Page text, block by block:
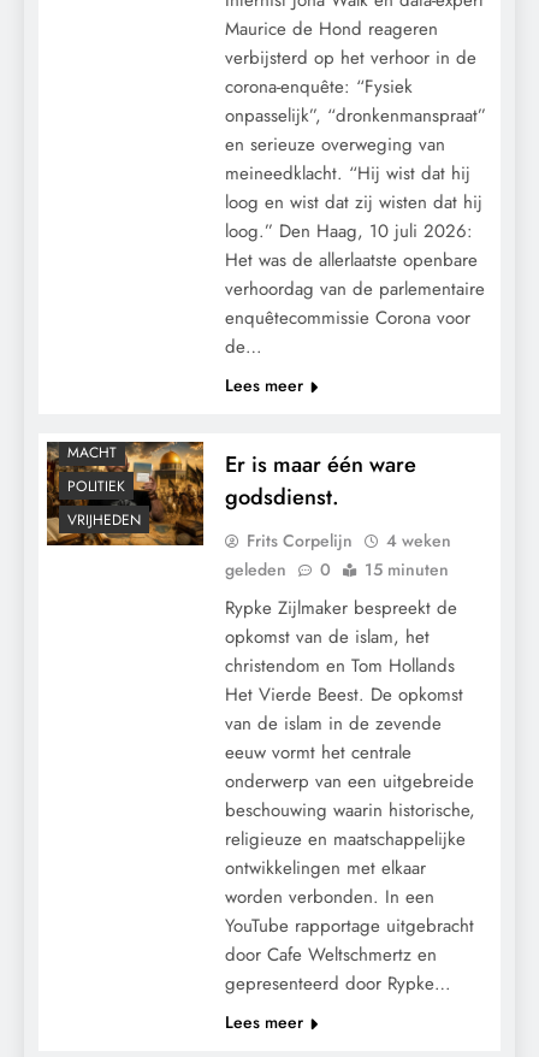
Maurice de Hond reageren
verbijsterd op het verhoor in de
corona-enquête: “Fysiek
onpasselijk”, “dronkenmanspraat”
en serieuze overweging van
meineedklacht. “Hij wist dat hij
loog en wist dat zij wisten dat hij
loog.” Den Haag, 10 juli 2026:
Het was de allerlaatste openbare
verhoordag van de parlementaire
enquêtecommissie Corona voor
de…
Lees meer
MACHT
POLITIEK
VRIJHEDEN
Er is maar één ware
godsdienst.
Frits Corpelijn
4 weken
geleden
0 15 minuten
Rypke Zijlmaker bespreekt de
opkomst van de islam, het
christendom en Tom Hollands
Het Vierde Beest. De opkomst
van de islam in de zevende
eeuw vormt het centrale
onderwerp van een uitgebreide
beschouwing waarin historische,
religieuze en maatschappelijke
ontwikkelingen met elkaar
worden verbonden. In een
YouTube rapportage uitgebracht
door Cafe Weltschmertz en
gepresenteerd door Rypke…
Lees meer